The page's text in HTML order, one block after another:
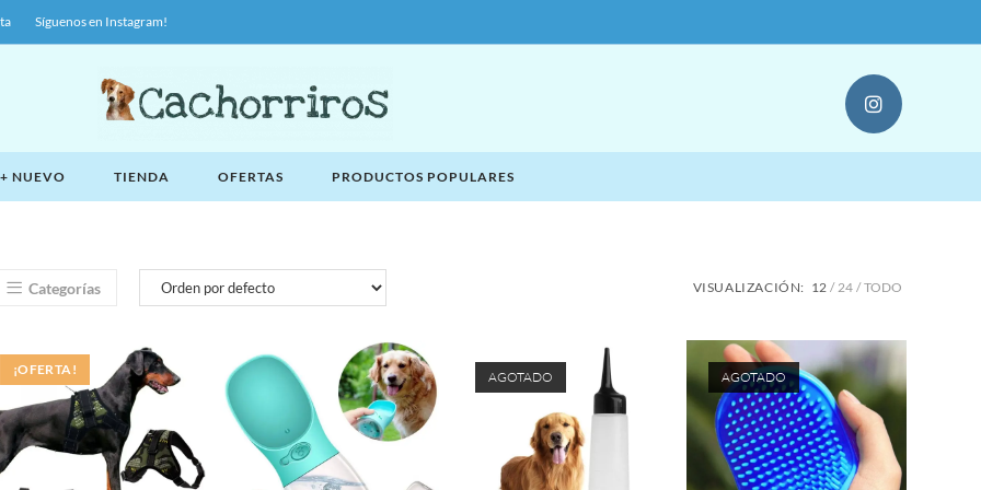
Síguenos en Instagram!
NUEVO TIENDA OFERTAS PRODUCTOS POPULARES
Categorías VISUALIZACIÓN: 12 24 TODO
¡OFERTA! AGOTADO AGOTADO